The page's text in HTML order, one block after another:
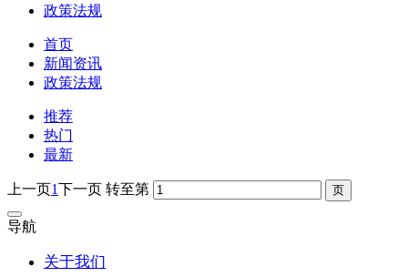
政策法规
首页
新闻资讯
政策法规
推荐
热门
最新
上一页1下一页 转至第
导航
关于我们